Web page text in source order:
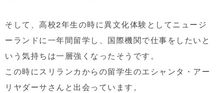
そして、高校2年生の時に異文化体験としてニュージ
ーランドに一年間留学し、国際機関で仕事をしたいと
いう気持ちは一層強くなったそうです。
この時にスリランカからの留学生のエシャンタ・アー
リヤダーサさんと出会っています。